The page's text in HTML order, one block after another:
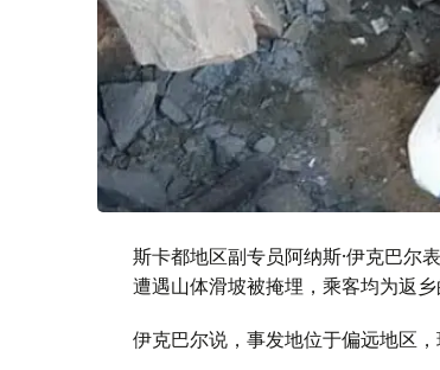
斯卡都地区副专员阿纳斯·伊克巴尔
遭遇山体滑坡被掩埋，乘客均为返
伊克巴尔说，事发地位于偏远地区